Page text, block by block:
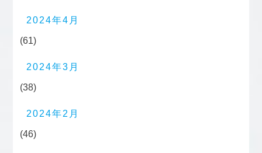
2024年4月
(61)
2024年3月
(38)
2024年2月
(46)